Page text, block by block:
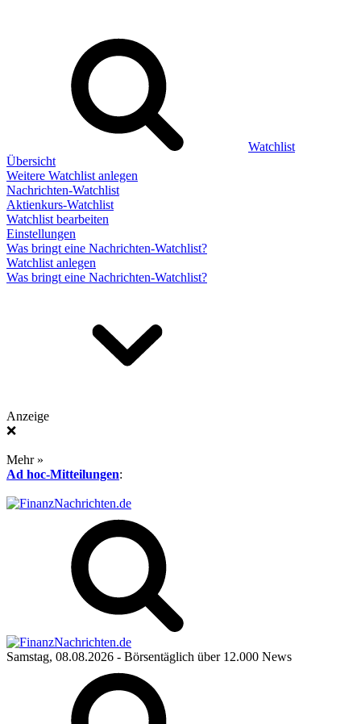
Watchlist
Übersicht
Weitere Watchlist anlegen
Nachrichten-Watchlist
Aktienkurs-Watchlist
Watchlist bearbeiten
Einstellungen
Was bringt eine Nachrichten-Watchlist?
Watchlist anlegen
Was bringt eine Nachrichten-Watchlist?
Anzeige
❌
Mehr »
Ad hoc-Mitteilungen:
Samstag, 08.08.2026 - Börsentäglich über 12.000 News